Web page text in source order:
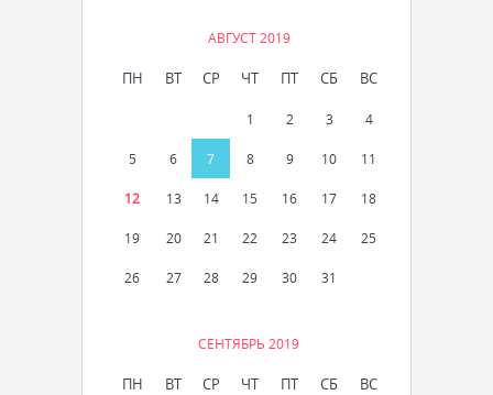
АВГУСТ 2019
ПН ВТ СР ЧТ ПТ СБ ВС
1 2 3 4
5 6 7 8 9 10 11
12 13 14 15 16 17 18
19 20 21 22 23 24 25
26 27 28 29 30 31
СЕНТЯБРЬ 2019
ПН ВТ СР ЧТ ПТ СБ ВС